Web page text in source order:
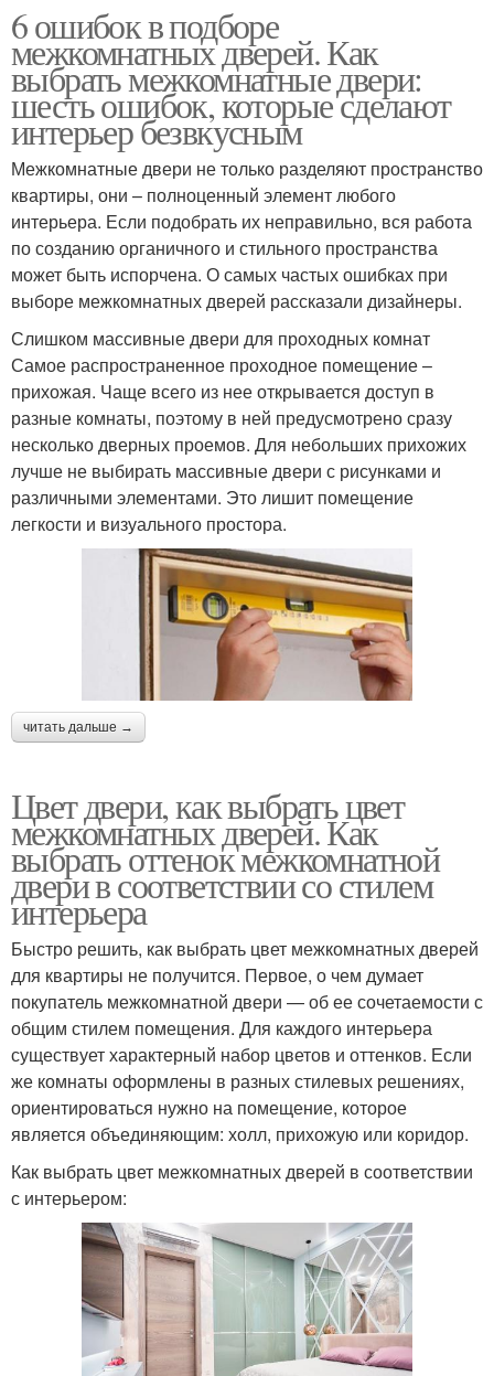
6 ошибок в подборе
межкомнатных дверей. Как
выбрать межкомнатные двери:
шесть ошибок, которые сделают
интерьер безвкусным
Межкомнатные двери не только разделяют пространство
квартиры, они – полноценный элемент любого
интерьера. Если подобрать их неправильно, вся работа
по созданию органичного и стильного пространства
может быть испорчена. О самых частых ошибках при
выборе межкомнатных дверей рассказали дизайнеры.
Слишком массивные двери для проходных комнат
Самое распространенное проходное помещение –
прихожая. Чаще всего из нее открывается доступ в
разные комнаты, поэтому в ней предусмотрено сразу
несколько дверных проемов. Для небольших прихожих
лучше не выбирать массивные двери с рисунками и
различными элементами. Это лишит помещение
легкости и визуального простора.
читать дальше →
Цвет двери, как выбрать цвет
межкомнатных дверей. Как
выбрать оттенок межкомнатной
двери в соответствии со стилем
интерьера
Быстро решить, как выбрать цвет межкомнатных дверей
для квартиры не получится. Первое, о чем думает
покупатель межкомнатной двери — об ее сочетаемости с
общим стилем помещения. Для каждого интерьера
существует характерный набор цветов и оттенков. Если
же комнаты оформлены в разных стилевых решениях,
ориентироваться нужно на помещение, которое
является объединяющим: холл, прихожую или коридор.
Как выбрать цвет межкомнатных дверей в соответствии
с интерьером: